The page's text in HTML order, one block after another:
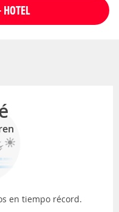
HOTEL
en tiempo récord.